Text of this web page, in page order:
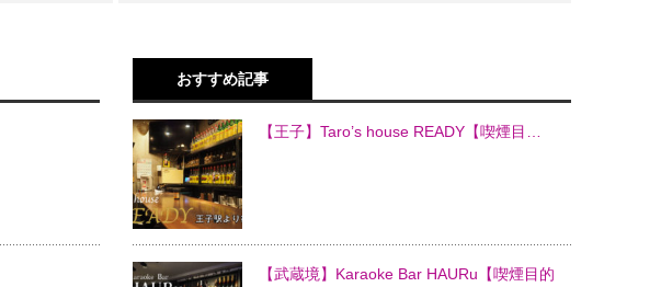
おすすめ記事
【王子】Taro’s house READY【喫煙目…
【武蔵境】Karaoke Bar HAURu【喫煙目的